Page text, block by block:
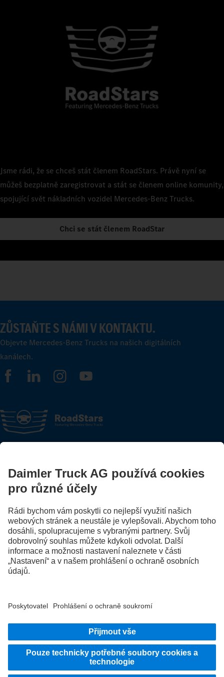
Jsme rádi, že se chceš stát členem RoadStars. Právě nyní se
můžeš bezplatně zaregistrovat a stát se členem online komunity,
spojující svět nákladních vozidel Mercedes‑Benz Trucks.
Chci se stát členem RoadStar
ZŮSTAŇTE S NÁMI V KONTAKTU.
Objevte Mercedes-Benz Trucks na našich digitálních
kanálech.
FOLLOW THE ROADSTARS.
Přidejte se k nám
Poskytovatel
Zásady ochrany osobních údajů
Zásady ochrany osobních údajů Pomoc při poruše
Ochrana osobních údajů u zkušebních vozidel
Další zásady ochrany osobních údajů